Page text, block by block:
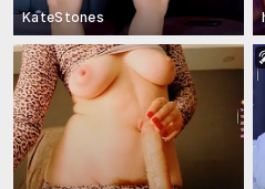
KateStones